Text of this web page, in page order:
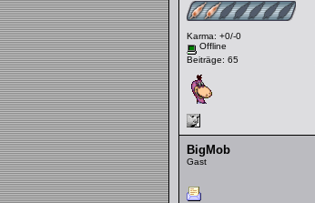
Karma: +0/-0
Offline
Beiträge: 65
BigMob
Gast